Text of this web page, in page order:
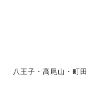
八王子・高尾山・町田